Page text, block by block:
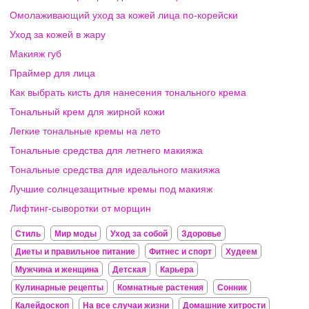
Омолаживающий уход за кожей лица по-корейски
Уход за кожей в жару
Макияж губ
Праймер для лица
Как выбрать кисть для нанесения тонального крема
Тональный крем для жирной кожи
Легкие тональные кремы на лето
Тональные средства для летнего макияжа
Тональные средства для идеального макияжа
Лучшие солнцезащитные кремы под макияж
Лифтинг-сыворотки от морщин
Стиль Мир моды Уход за собой
Здоровье
Диеты и правильное питание
Фитнес и спорт
Худеем
Мужчина и женщина
Детская
Карьера
Кулинарные рецепты
Комнатные растения
Сонник
Калейдоскоп
На все случаи жизни
Домашние хитрости